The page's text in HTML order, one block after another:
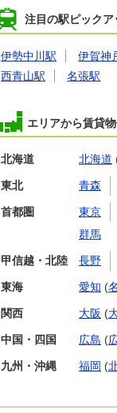
注目の駅ピックア
伊勢中川駅 伊賀神
西青山駅
名張駅
エリアから賃貸
北海道 北海道
東北 青森
首都圏 東京
群馬
甲信越・北陸 長野
東海 愛知 (
関西 大阪 (
中国・四国 広島 (
九州・沖縄 福岡 (